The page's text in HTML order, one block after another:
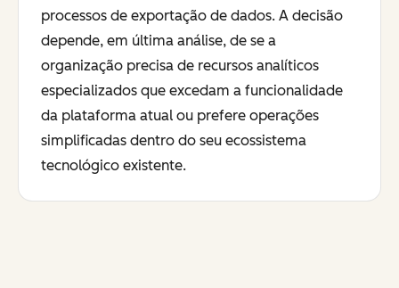
processos de exportação de dados. A decisão
depende, em última análise, de se a
organização precisa de recursos analíticos
especializados que excedam a funcionalidade
da plataforma atual ou prefere operações
simplificadas dentro do seu ecossistema
tecnológico existente.